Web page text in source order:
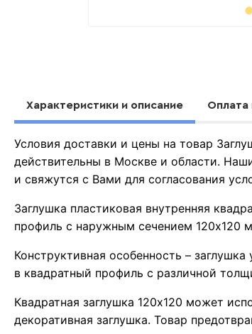
Характеристики и описание Оплата
Условия доставки и цены на товар
действительны в Москве и области.
и свяжутся с Вами для согласования
Заглушка пластиковая внутренняя
профиль с наружным сечением 120х120
Конструктивная особенность –
в квадратный профиль с различной
Квадратная заглушка 120х120 может
декоративная заглушка. Товар